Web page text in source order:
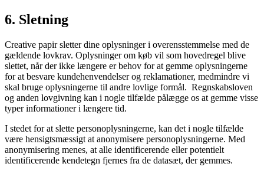
6. Sletning
Creative papir sletter dine oplysninger i overensstemmelse med de
gældende lovkrav. Oplysninger om køb vil som hovedregel blive
slettet, når der ikke længere er behov for at gemme oplysningerne
for at besvare kundehenvendelser og reklamationer, medmindre vi
skal bruge oplysningerne til andre lovlige formål. Regnskabsloven
og anden lovgivning kan i nogle tilfælde pålægge os at gemme visse
typer informationer i længere tid.
I stedet for at slette personoplysningerne, kan det i nogle tilfælde
være hensigtsmæssigt at anonymisere personoplysningerne. Med
anonymisering menes, at alle identificerende eller potentielt
identificerende kendetegn fjernes fra de datasæt, der gemmes.